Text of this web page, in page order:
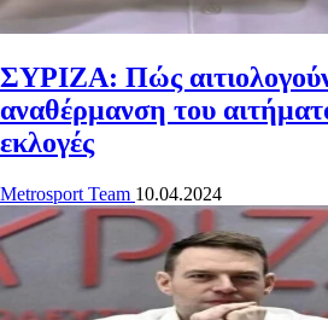
ΣΥΡΙΖΑ: Πώς
αναθέρμανση του
εκλογές
Metrosport Team 10.04.2024